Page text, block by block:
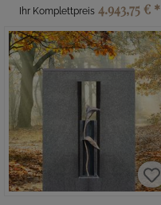
Ihr Komplettpreis 4.943,75 € *